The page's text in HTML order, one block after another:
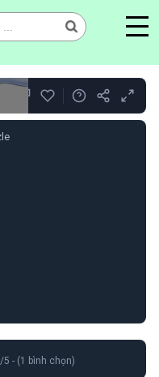
5 - (1 bình chọn)